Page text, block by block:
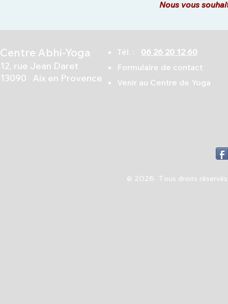
Nous vous
Centre Abhi-Yoga
12, rue Jean Daret
13090 Aix en Provence
Tél. : 06 26 20 12 60
Formulaire de contact
Venir au Centre de Yoga
© 2026 Tous droits réservés